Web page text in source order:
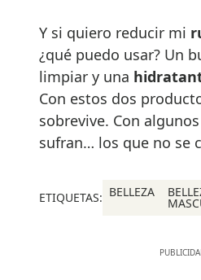
Y si quiero reducir mi
¿qué puedo usar? Un
limpiar y una
Con estos dos
sobrevive. Con
sufran… los que no se
ETIQUETAS: BELLEZA